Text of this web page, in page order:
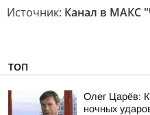
Источник: Канал в МАКС
ТОП
Олег Царёв:
ночных